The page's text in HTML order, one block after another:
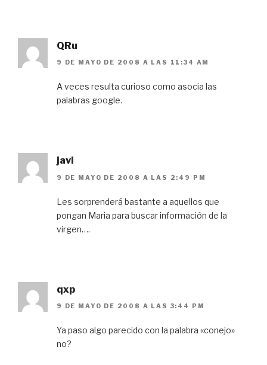
QRu
9 DE MAYO DE 2008 A LAS 11:34 AM
A veces resulta curioso como asocia las
palabras google.
javi
9 DE MAYO DE 2008 A LAS 2:49 PM
Les sorprenderá bastante a aquellos que
pongan Maria para buscar información de la
virgen….
qxp
9 DE MAYO DE 2008 A LAS 3:44 PM
Ya paso algo parecido con la palabra «conejo»
no?